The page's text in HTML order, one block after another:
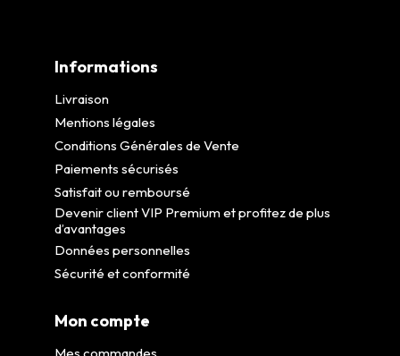
Informations
Livraison
Mentions légales
Conditions Générales de Vente
Paiements sécurisés
Satisfait ou remboursé
Devenir client VIP Premium et profitez de plus
d’avantages
Données personnelles
Sécurité et conformité
Mon compte